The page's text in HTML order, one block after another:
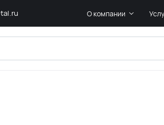
О компании